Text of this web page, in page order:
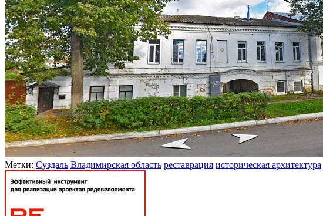
Метки: Суздаль Владимирская область реставрация историческая архитектура